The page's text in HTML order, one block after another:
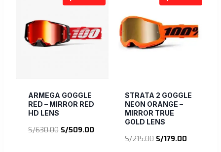
ARMEGA GOGGLE
RED – MIRROR RED
HD LENS
S/630.00 El
S/509.00El
STRATA 2 GOGGLE
NEON ORANGE –
MIRROR TRUE
GOLD LENS
S/215.00 El
S/179.00El